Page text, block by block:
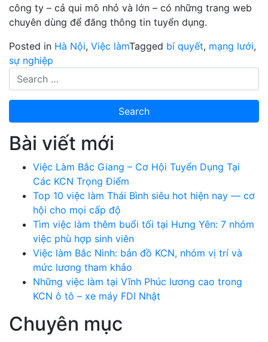
công ty – cả qui mô nhỏ và lớn – có những trang web
chuyên dùng để đăng thông tin tuyển dụng.
Posted in Hà Nội, Việc làmTagged bí quyết, mạng lưới,
sự nghiệp
Bài viết mới
Việc Làm Bắc Giang – Cơ Hội Tuyển Dụng Tại
Các KCN Trọng Điểm
Top 10 việc làm Thái Bình siêu hot hiện nay — cơ
hội cho mọi cấp độ
Tìm việc làm thêm buổi tối tại Hưng Yên: 7 nhóm
việc phù hợp sinh viên
Việc làm Bắc Ninh: bản đồ KCN, nhóm vị trí và
mức lương tham khảo
Những việc làm tại Vĩnh Phúc lương cao trong
KCN ô tô – xe máy FDI Nhật
Chuyên mục